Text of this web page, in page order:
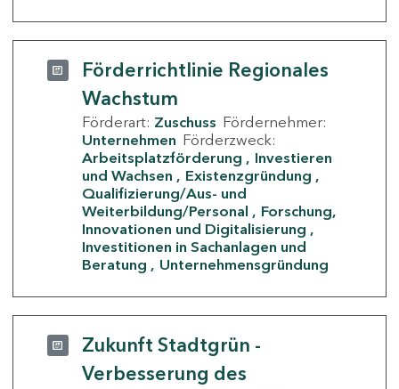
Förderrichtlinie Regionales
Wachstum
Förderart: Zuschuss Fördernehmer:
Unternehmen Förderzweck:
Arbeitsplatzförderung
Investieren
und Wachsen
Existenzgründung
Qualifizierung/Aus- und
Weiterbildung/Personal
Forschung,
Innovationen und Digitalisierung
Investitionen in Sachanlagen und
Beratung
Unternehmensgründung
Zukunft Stadtgrün -
Verbesserung des